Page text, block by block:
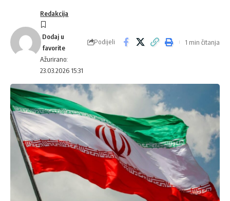
Ažurirano:
23.03.2026 15:31
Redakcija
Podijeli 1 min čitanja